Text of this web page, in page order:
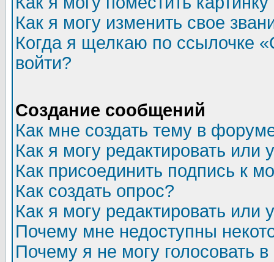
Как я могу изменить свое
Когда я щелкаю по ссылочке
войти?
Создание сообщений
Как мне создать тему в
Как я могу редактировать или
Как присоединить подпись к
Как создать опрос?
Как я могу редактировать или
Почему мне недоступны
Почему я не могу голосовать